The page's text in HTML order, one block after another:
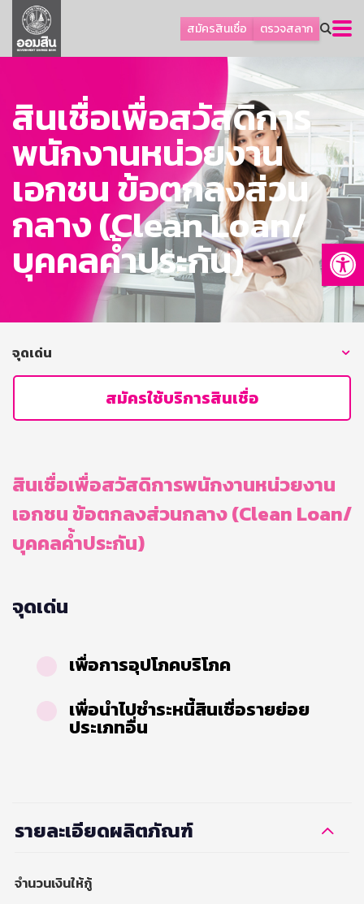
สมัครสินเชื่อ ตรวจสลาก
ลูกค้าธุรกิจ
ลูกค้าผู้ประกอบรายย่อย
ออมเพื่อสุข
เกี่ยวกับธนาคาร
การพัฒนาที่ยั่งยืน
ข่าวสาร
บริการทางการเงิน
อื่นๆ
ติดต่อเรา
บริการออนไลน์
สินเชื่อเพื่อสวัสดิการ
พนักงานหน่วยงาน
เอกชน ข้อตกลงส่วน
กลาง (Clean Loan/
บุคคลค้ำประกัน)
จุดเด่น
สมัครใช้บริการสินเชื่อ
สินเชื่อเพื่อสวัสดิการพนักงานหน่วยงาน
เอกชน ข้อตกลงส่วนกลาง (Clean Loan/
บุคคลค้ำประกัน)
จุดเด่น
เพื่อการอุปโภคบริโภค
เพื่อนำไปชำระหนี้สินเชื่อรายย่อย
ประเภทอื่น
รายละเอียดผลิตภัณฑ์
จำนวนเงินให้กู้